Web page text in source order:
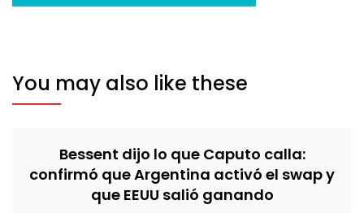
You may also like these
Bessent dijo lo que Caputo calla:
confirmó que Argentina activó el swap y
que EEUU salió ganando